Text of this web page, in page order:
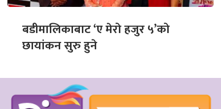
बडीमालिकाबाट ‘ए मेरो हजुर ५’को
छायांकन सुरु हुने